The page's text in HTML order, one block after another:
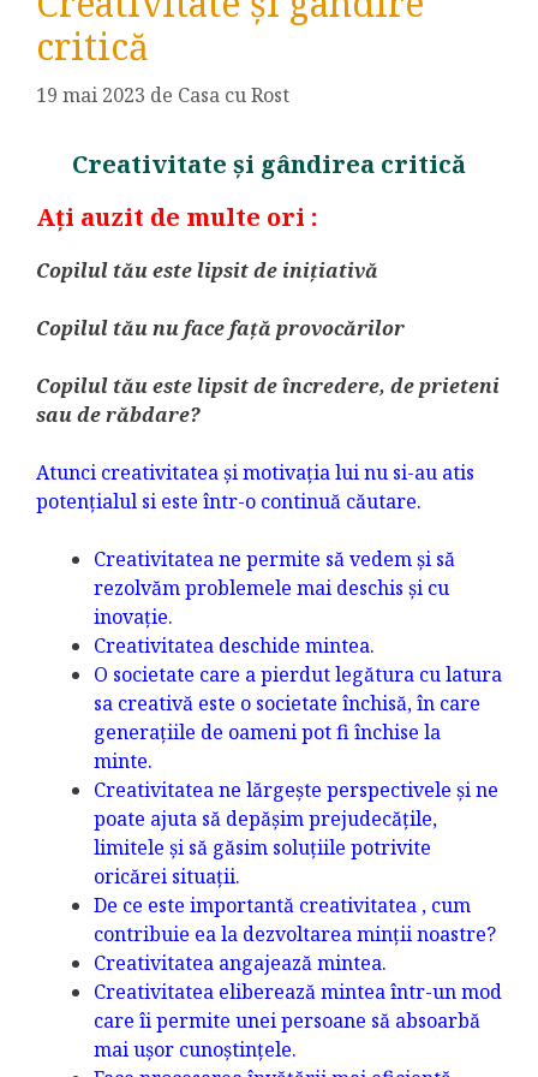
critică
19 mai 2023 de Casa cu Rost
Creativitate și gândirea critică
Ați auzit de multe ori :
Copilul tău este lipsit de inițiativă
Copilul tău nu face față provocărilor
Copilul tău este lipsit de încredere, de prieteni
sau de răbdare?
Atunci creativitatea și motivația lui nu si-au atis
potențialul si este într-o continuă căutare.
Creativitatea ne permite să vedem și să
rezolvăm problemele mai deschis și cu
inovație.
Creativitatea deschide mintea.
O societate care a pierdut legătura cu latura
sa creativă este o societate închisă, în care
generațiile de oameni pot fi închise la
minte.
Creativitatea ne lărgește perspectivele și ne
poate ajuta să depășim prejudecățile,
limitele și să găsim soluțiile potrivite
oricărei situații.
De ce este importantă creativitatea , cum
contribuie ea la dezvoltarea minții noastre?
Creativitatea angajează mintea.
Creativitatea eliberează mintea într-un mod
care îi permite unei persoane să absoarbă
mai ușor cunoștințele.